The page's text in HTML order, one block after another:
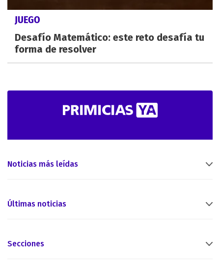
JUEGO
Desafío Matemático: este reto desafía tu
forma de resolver
Noticias más leídas
Últimas noticias
Secciones